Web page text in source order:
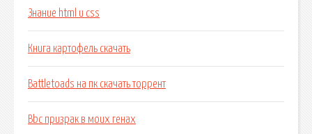
Знание html и css
Книга картофель скачать
Battletoads на пк скачать торрент
Bbc призрак в моих генах